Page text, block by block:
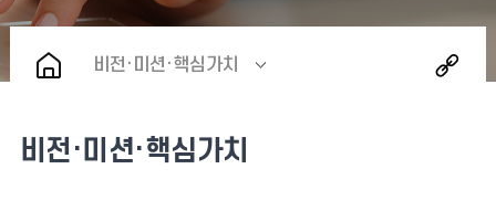
비전·미션·핵심가치
비전·미션·핵심가치